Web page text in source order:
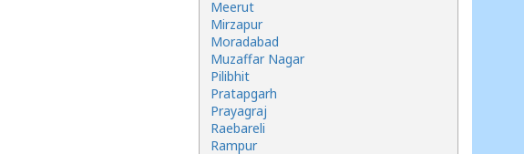
Meerut
Mirzapur
Moradabad
Muzaffar Nagar
Pilibhit
Pratapgarh
Prayagraj
Raebareli
Rampur